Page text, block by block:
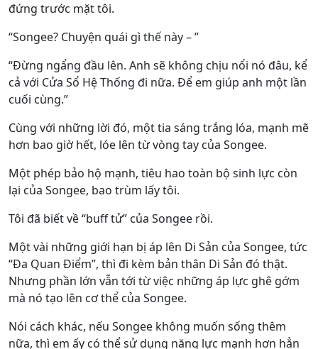
đứng trước mặt tôi.
“Songee? Chuyện quái gì thế này – ”
“Đừng ngẩng đầu lên. Anh sẽ không chịu nổi nó đâu, kể
cả với Cửa Sổ Hệ Thống đi nữa. Để em giúp anh một lần
cuối cùng.”
Cùng với những lời đó, một tia sáng trắng lóa, mạnh mẽ
hơn bao giờ hết, lóe lên từ vòng tay của Songee.
Một phép bảo hộ mạnh, tiêu hao toàn bộ sinh lực còn
lại của Songee, bao trùm lấy tôi.
Tôi đã biết về “buff tử” của Songee rồi.
Một vài những giới hạn bị áp lên Di Sản của Songee, tức
“Đa Quan Điểm”, thì đi kèm bản thân Di Sản đó thật.
Nhưng phần lớn vẫn tới từ việc những áp lực ghê gớm
mà nó tạo lên cơ thể của Songee.
Nói cách khác, nếu Songee không muốn sống thêm
nữa, thì em ấy có thể sử dụng năng lực mạnh hơn hẳn